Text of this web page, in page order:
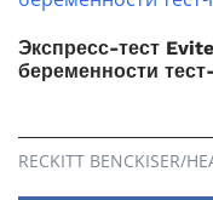
Экспресс-тест
беременности
RECKITT BENCKISER/